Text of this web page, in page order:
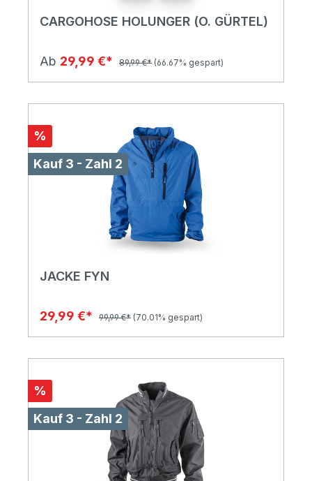
CARGOHOSE HOLUNGER (O. GÜRTEL)
Ab 29,99 €* 89,99 €* (66.67% gespart)
%
Kauf 3 - Zahl 2
JACKE FYN
29,99 €* 99,99 €* (70.01% gespart)
%
Kauf 3 - Zahl 2